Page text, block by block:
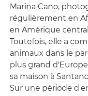
Marina Cano,
régulièrement en
en Amérique
Toutefois, elle a
animaux dans le
plus grand
sa maison à
Sur une période